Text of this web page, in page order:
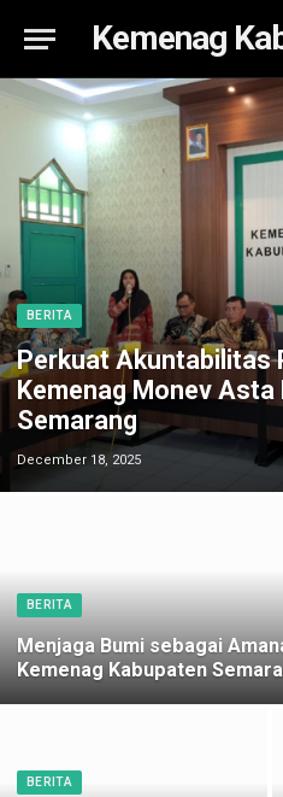
Kemenag
BERITA
Perkuat Akuntabilitas
Kemenag Monev
Semarang
December 18, 2025
BERITA
Menjaga Bumi sebagai
Kemenag Kabupaten
BERITA